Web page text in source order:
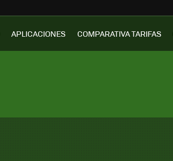
APLICACIONES COMPARATIVA TARIFAS